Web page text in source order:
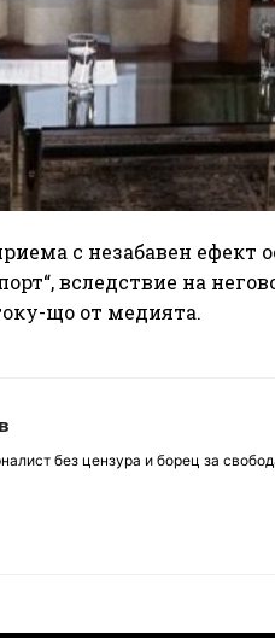
с незабавен
вследствие на
що от медията.
без цензура и борец за